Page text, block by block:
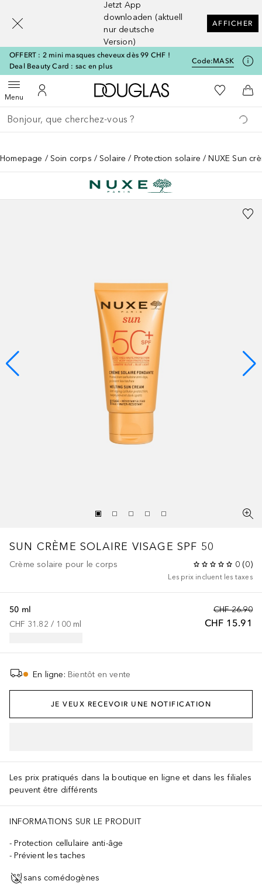
Jetzt App
downloaden (aktuell
nur deutsche
Version)
AFFICHER
OFFERT : 2 mini masques cheveux dès 99 CHF !
Deal Beauty Card : sac en plus
Code:MASK
MenuOuvrir le menuVers Mon Compte
Vers l'accueil Douglas
Vers Ma
Retourner
Exécuter la recherche
Homepage Soin corps Solaire Protection solaire NUXE Sun
SUN CRÈME SOLAIRE VISAGE SPF 50
Crème solaire pour le corps 0 (0)
Les prix incluent les taxes
CHF 26.90
CHF 15.91
50 ml
CHF 31.82 / 100 ml
En ligne: Bientôt en vente
JE VEUX RECEVOIR UNE NOTIFICATION
Les prix pratiqués dans la boutique en ligne et dans les filiales
peuvent être différents
INFORMATIONS SUR LE PRODUIT
Protection cellulaire anti-âge
Prévient les taches
sans comédogènes
[navigation.slideout.screenreader]